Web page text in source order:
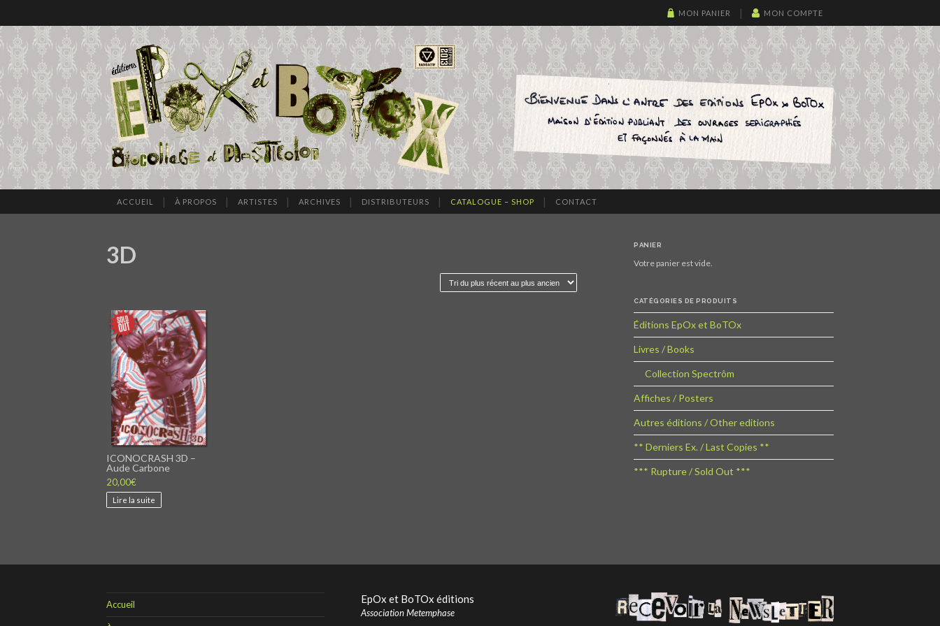
MON COMPTE
MON PANIER
ACCUEIL À PROPOS ARTISTES ARCHIVES DISTRIBUTEURS CATALOGUE – SHOP CONTACT
3D
ICONOCRASH 3D –
Aude Carbone
20,00€
Lire la suite
PANIER
Votre panier est vide.
CATÉGORIES DE PRODUITS
Éditions EpOx et BoTOx
Livres / Books
Collection Spectrôm
Affiches / Posters
Autres éditions / Other editions
** Derniers Ex. / Last Copies **
*** Rupture / Sold Out ***
Accueil EpOx et BoTOx éditions
Association Metemphase